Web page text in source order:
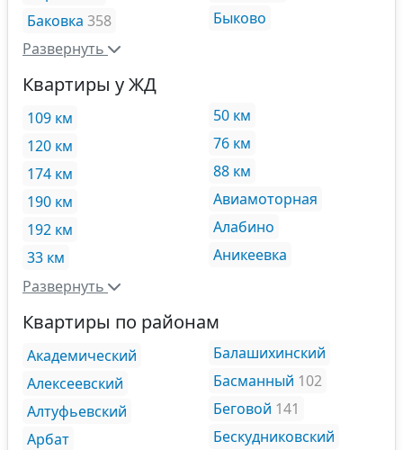
Баковка 358
Быково
Развернуть
Квартиры у ЖД
109 км
120 км
174 км
190 км
192 км
33 км
50 км
76 км
88 км
Авиамоторная
Алабино
Аникеевка
Развернуть
Квартиры по районам
Академический
Алексеевский
Алтуфьевский
Арбат
Балашихинский
Басманный 102
Беговой 141
Бескудниковский